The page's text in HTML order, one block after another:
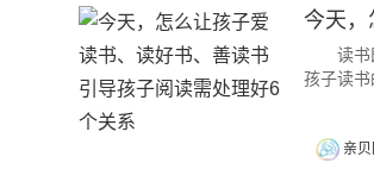
今天，
读书既
孩子读
亲贝